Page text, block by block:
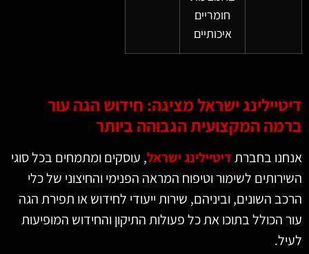
חומריים
איכותיים
דיטיילינג ישראל מציגה: חידוש הגה עור
ברמה המקצועית הגבוהה ביותר
אנחנו בחברתדיטיילינג ישראל, עוסקים ומתמחים בכל סוגי
השירותים לשימור וטיפוח המראה הפנימי והחיצוני של כלי
הרכב השונים, וביניהם, שירות ייעודי לחידוש או תפירת הגה
עור הכולל בתוכו את כל פעולות התיקון והחידוש המופיעות
לעיל.